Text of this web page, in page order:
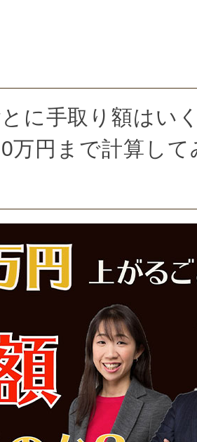
に手取り額はい
万円まで計算して